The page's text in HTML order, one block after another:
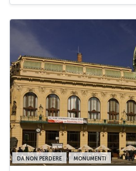
DA NON PERDERE MONUMENTI